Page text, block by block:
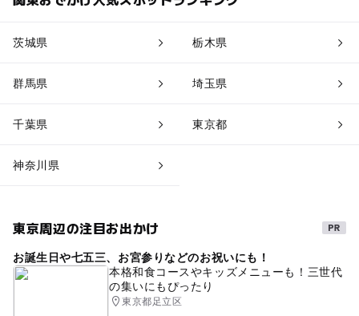
茨城県 栃木県
群馬県 埼玉県
千葉県 東京都
神奈川県
東京周辺の注目お出かけ
お誕生日や七五三、お宮参りなどのお祝いにも！
本格和食コースやキッズメニューも！三世代
の集いにもぴったり
東京都足立区